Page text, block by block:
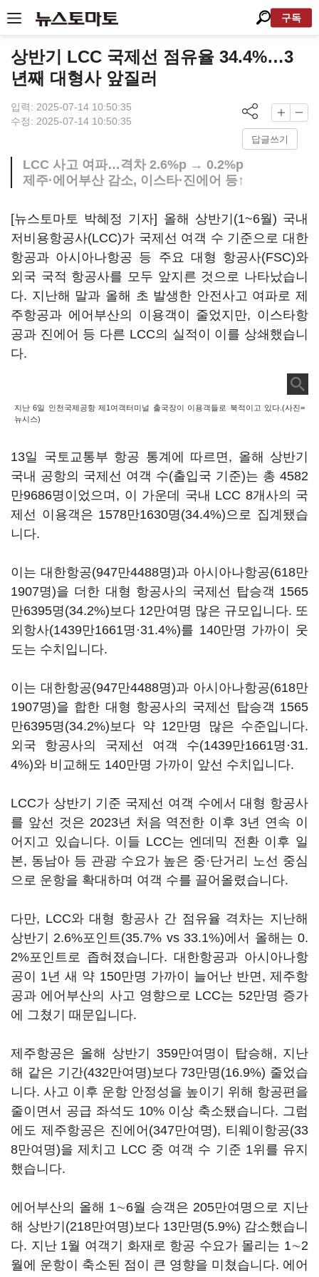
구독
상반기 LCC 국제선 점유율 34.4%…3
년째 대형사 앞질러
입력: 2025-07-14 10:50:35
수정: 2025-07-14 10:50:35
답글쓰기
LCC 사고 여파…격차 2.6%p → 0.2%p
제주·에어부산 감소, 이스타·진에어 등↑
[뉴스토마토 박혜정 기자] 올해 상반기(1~6월) 국내
저비용항공사(LCC)가 국제선 여객 수 기준으로 대한
항공과 아시아나항공 등 주요 대형 항공사(FSC)와
외국 국적 항공사를 모두 앞지른 것으로 나타났습니
다. 지난해 말과 올해 초 발생한 안전사고 여파로 제
주항공과 에어부산의 이용객이 줄었지만, 이스타항
공과 진에어 등 다른 LCC의 실적이 이를 상쇄했습니
다.
지난 6일 인천국제공항 제1여객터미널 출국장이 이용객들로 북적이고 있다.(사진=
뉴시스)
13일 국토교통부 항공 통계에 따르면, 올해 상반기
국내 공항의 국제선 여객 수(출입국 기준)는 총 4582
만9686명이었으며, 이 가운데 국내 LCC 8개사의 국
제선 이용객은 1578만1630명(34.4%)으로 집계됐습
니다.
이는 대한항공(947만4488명)과 아시아나항공(618만
1907명)을 더한 대형 항공사의 국제선 탑승객 1565
만6395명(34.2%)보다 12만여명 많은 규모입니다. 또
외항사(1439만1661명·31.4%)를 140만명 가까이 웃
도는 수치입니다.
이는 대한항공(947만4488명)과 아시아나항공(618만
1907명)을 합한 대형 항공사의 국제선 탑승객 1565
만6395명(34.2%)보다 약 12만명 많은 수준입니다.
외국 항공사의 국제선 여객 수(1439만1661명·31.
4%)와 비교해도 140만명 가까이 앞선 수치입니다.
LCC가 상반기 기준 국제선 여객 수에서 대형 항공사
를 앞선 것은 2023년 처음 역전한 이후 3년 연속 이
어지고 있습니다. 이들 LCC는 엔데믹 전환 이후 일
본, 동남아 등 관광 수요가 높은 중·단거리 노선 중심
으로 운항을 확대하며 여객 수를 끌어올렸습니다.
다만, LCC와 대형 항공사 간 점유율 격차는 지난해
상반기 2.6%포인트(35.7% vs 33.1%)에서 올해는 0.
2%포인트로 좁혀졌습니다. 대한항공과 아시아나항
공이 1년 새 약 150만명 가까이 늘어난 반면, 제주항
공과 에어부산의 사고 영향으로 LCC는 52만명 증가
에 그쳤기 때문입니다.
제주항공은 올해 상반기 359만여명이 탑승해, 지난
해 같은 기간(432만여명)보다 73만명(16.9%) 줄었습
니다. 사고 이후 운항 안정성을 높이기 위해 항공편을
줄이면서 공급 좌석도 10% 이상 축소됐습니다. 그럼
에도 제주항공은 진에어(347만여명), 티웨이항공(33
8만여명)을 제치고 LCC 중 여객 수 기준 1위를 유지
했습니다.
에어부산의 올해 1∼6월 승객은 205만여명으로 지난
해 상반기(218만여명)보다 13만명(5.9%) 감소했습니
다. 지난 1월 여객기 화재로 항공 수요가 몰리는 1∼2
월에 운항이 축소된 점이 큰 영향을 미쳤습니다. 에어